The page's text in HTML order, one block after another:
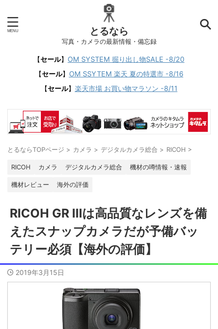
とるなら
写真・カメラの最新情報・備忘録
【セール】 OM SYSTEM 掘り出し物SALE -8/20
【セール】 OM SSYTEM 楽天 夏の特選市 -8/16
【セール】 楽天市場 お買い物マラソン -8/11
とるならTOPページ > カメラ > デジタルカメラ総合 > RICOH >
RICOH カメラ デジタルカメラ総合 機材の噂情報・速報
機材レビュー 海外の評価
RICOH GR IIIは高品質なレンズを備
えたスナップカメラだが予備バッ
テリー必須【海外の評価】
2019年3月15日